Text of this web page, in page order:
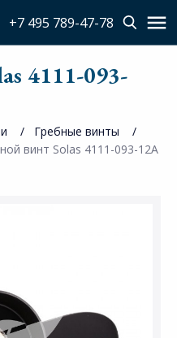
+7 495 789-47-78
4111-093-
Гребные винты
винт Solas 4111-093-12A